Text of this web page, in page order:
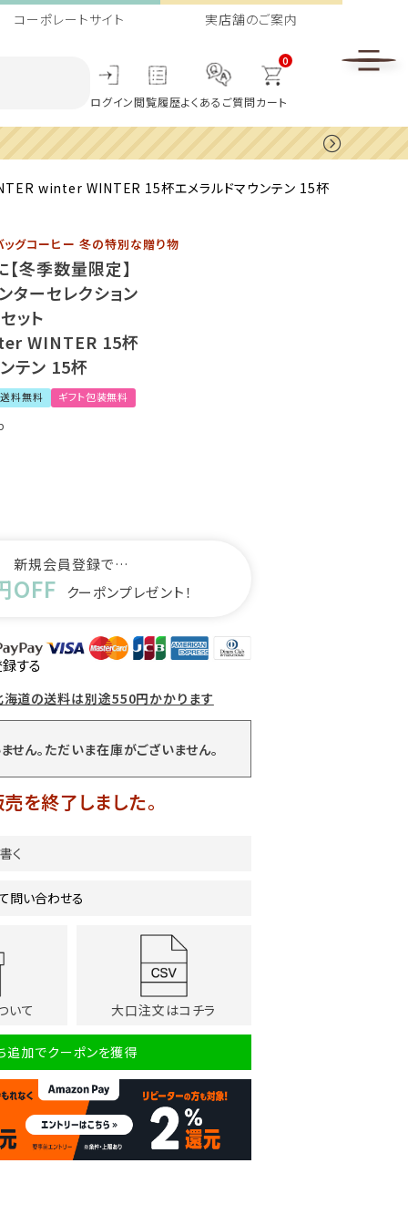
コーポレートサイト 実店舗のご案内
ログイン閲覧履歴よくあるご質問
0
カート
winter WINTER 15杯エメラルドマウンテン 15杯
ッグコーヒー 冬の特別な贈り物
冬季数量限定】
ターセレクション
ット
WINTER 15杯
テン 15杯
送料無料 ギフト包装無料
新規会員登録で…
OFF クーポンプレゼント！
する
道の送料は別途550円かかります
せん。ただいま在庫がございません。
を終了しました。
く
問い合わせる
いて 大口注文はコチラ
追加でクーポンを獲得